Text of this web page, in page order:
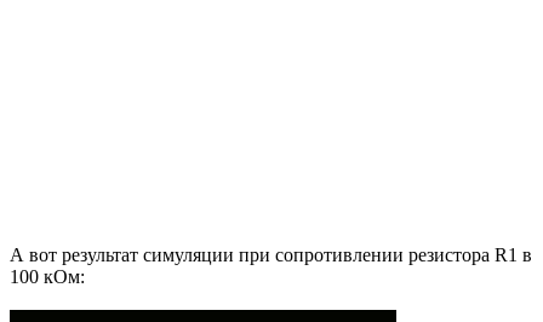
А вот результат симуляции при сопротивлении резистора R1 в
100 кОм: